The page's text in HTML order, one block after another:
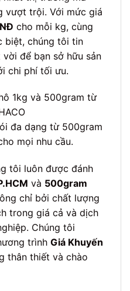
vượt trội. Với mức giá
cho mỗi kg, cùng
biệt, chúng tôi tin
để bạn sở hữu sản
chi phí tối ưu.
đa dạng từ 500gram
mọi nhu cầu.
tôi luôn được đánh
và 500gram
chỉ bởi chất lượng
trong giá cả và dịch
Chúng tôi
trình Giá Khuyến
thân thiết và chào